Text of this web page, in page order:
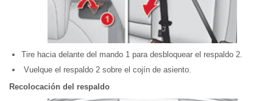
Tire hacia delante del mando 1 para desbloquear el respaldo 2.
Vuelque el respaldo 2 sobre el cojín de asiento.
Recolocación del respaldo